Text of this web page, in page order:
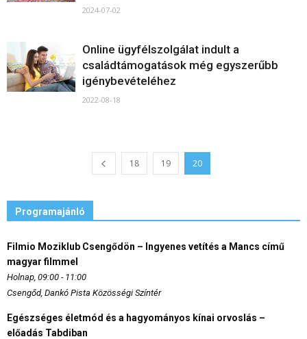
2024-07-02
Online ügyfélszolgálat indult a
családtámogatások még egyszerűbb
igénybevételéhez
2022-08-18
18 19 20
Programajánló
Filmio Moziklub Csengődön – Ingyenes vetítés a Mancs című
magyar filmmel
Holnap, 09:00 - 11:00
Csengőd, Dankó Pista Közösségi Színtér
Egészséges életmód és a hagyományos kínai orvoslás –
előadás Tabdiban